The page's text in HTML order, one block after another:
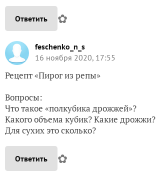
Ответить ✿
feschenko_n_s
16 ноября 2020, 17:55
Рецепт «Пирог из репы»
Вопросы:
Что такое «полкубика дрожжей»?
Какого объема кубик? Какие дрожжи?
Для сухих это сколько?
Ответить ✿